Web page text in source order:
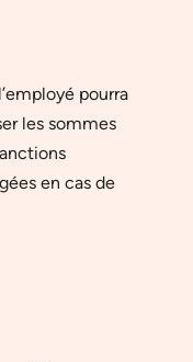
pourra
les sommes
en cas de